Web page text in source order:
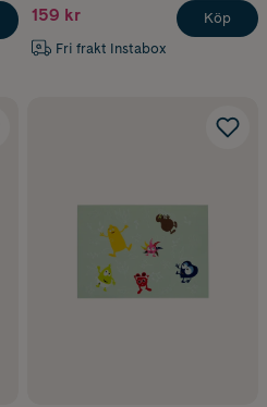
159 kr
Fri frakt Instabox
Köp